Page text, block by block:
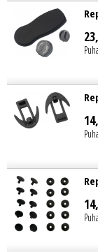
23,
14,
14,